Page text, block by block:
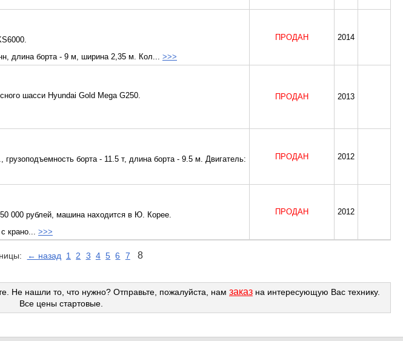
длина борта - 9 м, ширина 2,35 м. Кол... >>>
ПРОДАН 2014
шасси Hyundai Gold Mega G250.
ПРОДАН 2013
борта - 11.5 т, длина борта - 9.5 м. Двигатель:
ПРОДАН 2012
000 рублей, машина находится в Ю. Корее.
крано... >>>
ПРОДАН 2012
← назад 1 2 3 4 5 6 7 8
Не нашли то, что нужно? Отправьте, пожалуйста, нам заказ на интересующую Вас технику.
Все цены стартовые.